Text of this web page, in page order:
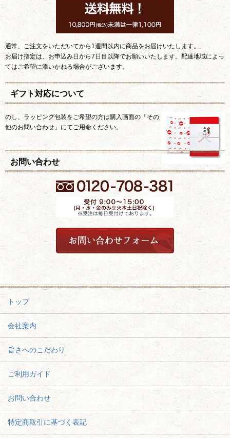
通常、ご注文をいただいてから1週間以内に商品をお届けいたします。
お届け指定は、お申込み日から7日目以降でお願いいたします。配達地域によっ
てはご希望に添いかねる場合がございます。
ギフト対応について
のし、ラッピング包装をご希望の方は購入画面の「その
他のお問い合わせ」にてご用命ください。
お問い合わせ
トップ
会社案内
旨さへのこだわり
ご利用ガイド
お問い合わせ
特定商取引に基づく表記